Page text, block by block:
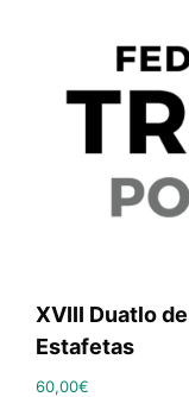
XVIII Duatlo
Estafetas
60,00€